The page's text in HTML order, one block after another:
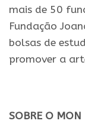
mais de 50
Fundação
bolsas de
promover a
SOBRE O MON